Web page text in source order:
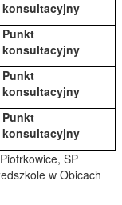
konsultacyjny
Punkt
konsultacyjny
Punkt
konsultacyjny
Punkt
konsultacyjny
SP
w Obicach